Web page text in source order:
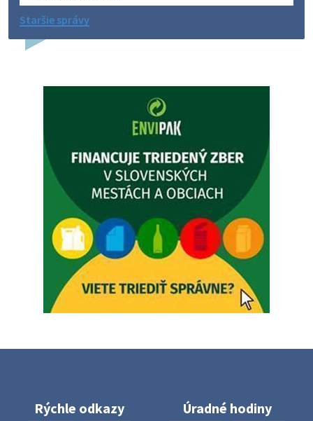
Dovolenka - MUDr. Marián Sivoň
budeZATVORENÁ z dôvodu čerpania dovolenky. Akútne
prípady bude riešiť MUDr.Fisch…
Zajtrajší zvoz odpadu
Vážený občan, zajtra 5. 8. sa bude zvážať komunálny odpad.
4. augusta 2026 15:30
Dnešný zvoz odpadu
Vážený občan, dnes 5. 8. sa zváža komunálny odpad.
5. augusta 2026 05:00
Staršie správy
Rýchle odkazy Úradné hodiny